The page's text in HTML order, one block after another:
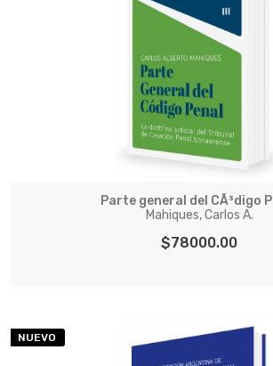
Parte general del CÃ³digo
Mahiques, Carlos A.
$78000.00
NUEVO